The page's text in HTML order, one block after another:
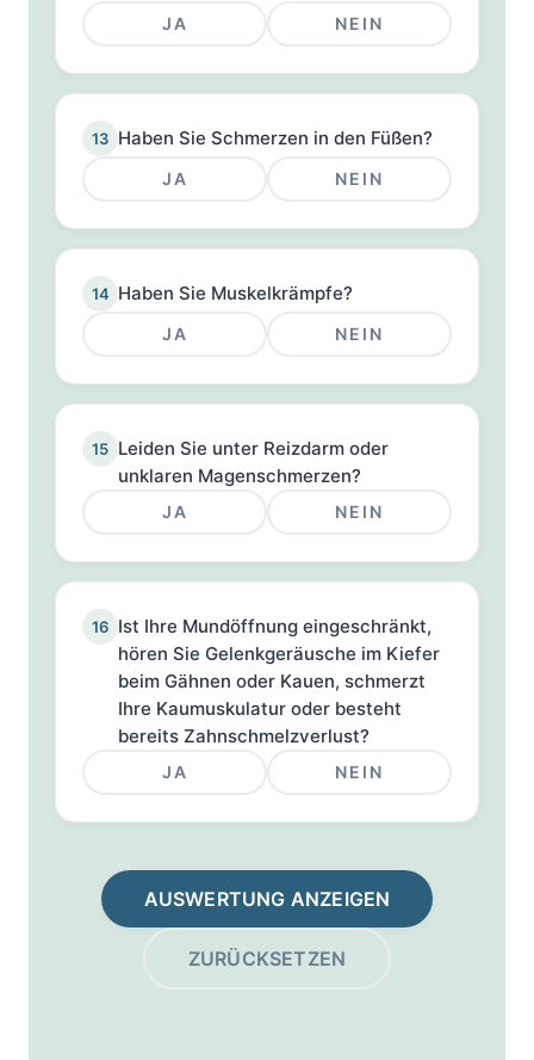
JA NEIN
13 Haben Sie Schmerzen in den Füßen?
JA NEIN
14 Haben Sie Muskelkrämpfe?
JA NEIN
15 Leiden Sie unter Reizdarm oder
unklaren Magenschmerzen?
JA NEIN
16 Ist Ihre Mundöffnung eingeschränkt,
hören Sie Gelenkgeräusche im Kiefer
beim Gähnen oder Kauen, schmerzt
Ihre Kaumuskulatur oder besteht
bereits Zahnschmelzverlust?
JA NEIN
AUSWERTUNG ANZEIGEN
ZURÜCKSETZEN